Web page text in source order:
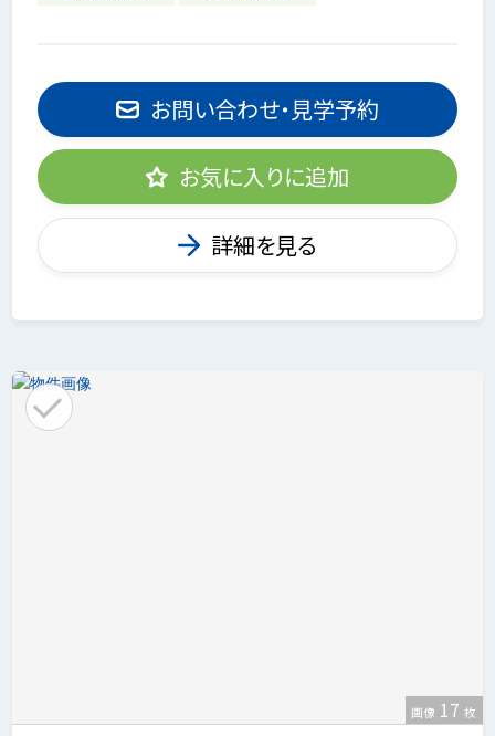
お問い合わせ・見学予約
お気に入りに追加
詳細を見る
画像 17 枚